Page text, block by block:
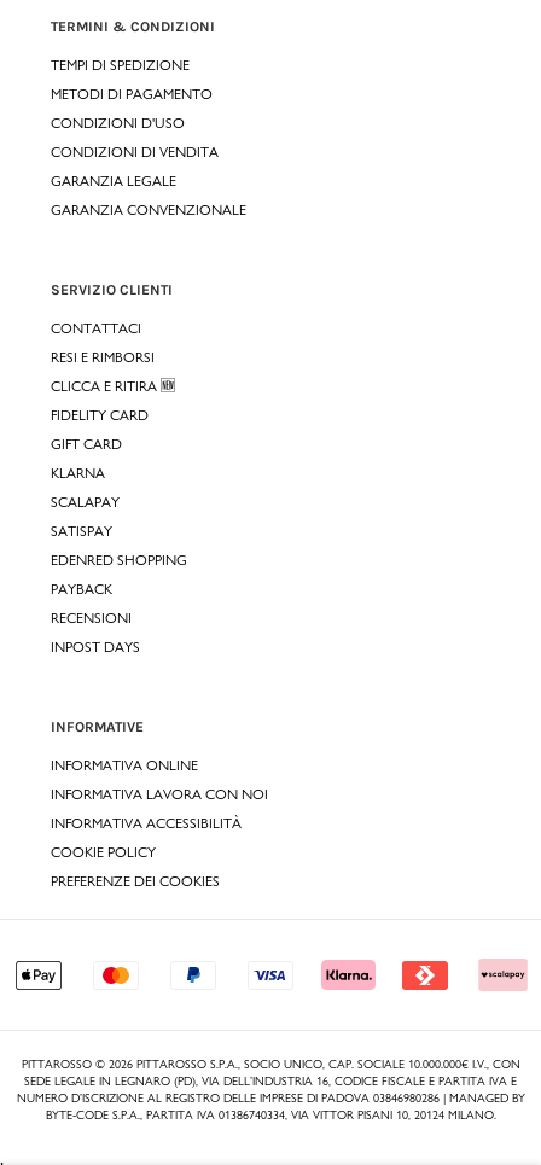
TERMINI & CONDIZIONI
TEMPI DI SPEDIZIONE
METODI DI PAGAMENTO
CONDIZIONI D'USO
CONDIZIONI DI VENDITA
GARANZIA LEGALE
GARANZIA CONVENZIONALE
SERVIZIO CLIENTI
CONTATTACI
RESI E RIMBORSI
CLICCA E RITIRA 🆕
FIDELITY CARD
GIFT CARD
KLARNA
SCALAPAY
SATISPAY
EDENRED SHOPPING
PAYBACK
RECENSIONI
INPOST DAYS
INFORMATIVE
INFORMATIVA ONLINE
INFORMATIVA LAVORA CON NOI
INFORMATIVA ACCESSIBILITÀ
COOKIE POLICY
PREFERENZE DEI COOKIES
PITTAROSSO © 2026 PITTAROSSO S.P.A., SOCIO UNICO, CAP. SOCIALE 10.000.000€ I.V., CON
SEDE LEGALE IN LEGNARO (PD), VIA DELL’INDUSTRIA 16, CODICE FISCALE E PARTITA IVA E
NUMERO D’ISCRIZIONE AL REGISTRO DELLE IMPRESE DI PADOVA 03846980286 | MANAGED BY
BYTE-CODE S.P.A., PARTITA IVA 01386740334, VIA VITTOR PISANI 10, 20124 MILANO.
,